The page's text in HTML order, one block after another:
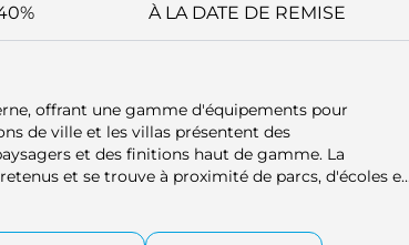
À LA DATE DE REMISE
offrant une gamme d'équipements pour
de ville et les villas présentent des
et des finitions haut de gamme. La
et se trouve à proximité de parcs, d'écoles et
les familles.